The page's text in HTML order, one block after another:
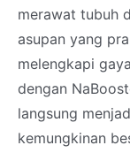
merawat tubuh
asupan yang
melengkapi
dengan
langsung
kemungkinan